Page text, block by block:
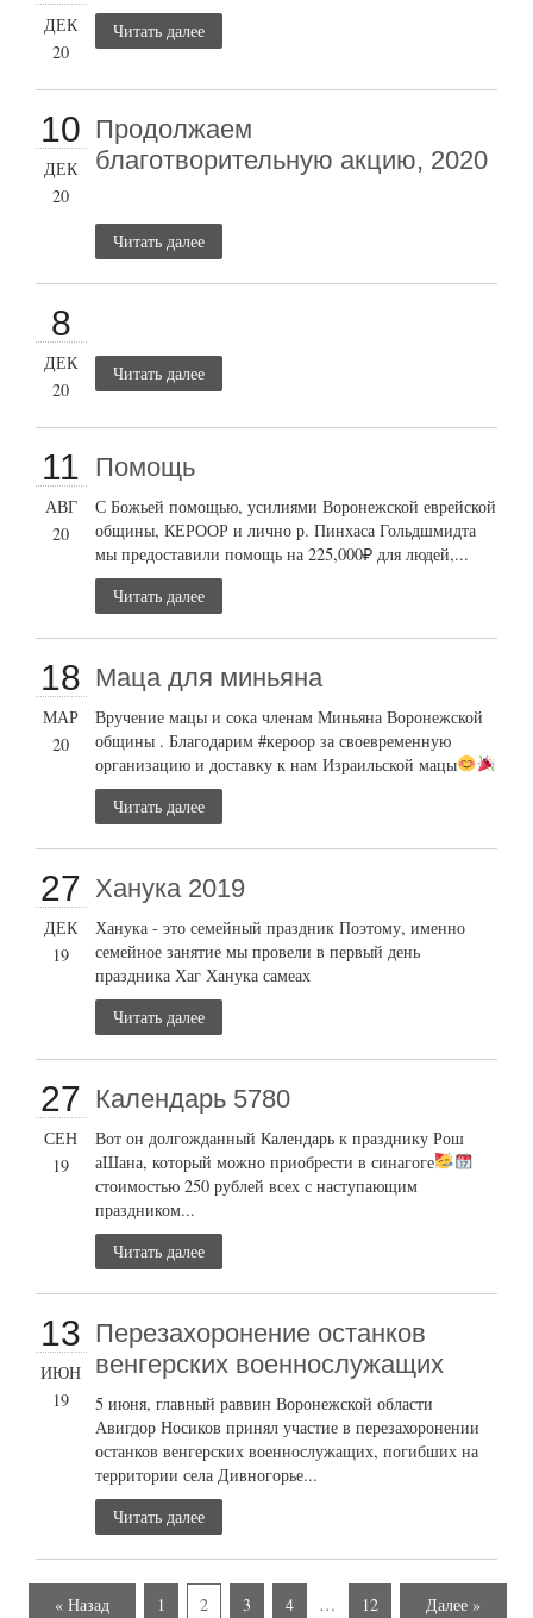
ДЕК
20
Читать далее
10
ДЕК
20
Продолжаем
благотворительную акцию, 2020
Читать далее
8
ДЕК
20
Читать далее
11
АВГ
20
Помощь
С Божьей помощью, усилиями Воронежской еврейской
общины, КЕРООР и лично р. Пинхаса Гольдшмидта
мы предоставили помощь на 225,000₽ для людей,...
Читать далее
18
МАР
20
Маца для миньяна
Вручение мацы и сока членам Миньяна Воронежской
общины . Благодарим #кероор за своевременную
организацию и доставку к нам Израильской мацы
Читать далее
27
ДЕК
19
Ханука 2019
Ханука - это семейный праздник Поэтому, именно
семейное занятие мы провели в первый день
праздника Хаг Ханука самеах
Читать далее
27
СЕН
19
Календарь 5780
Вот он долгожданный Календарь к празднику Рош
аШана, который можно приобрести в синагоге
стоимостью 250 рублей всех с наступающим
праздником...
Читать далее
13
ИЮН
19
Перезахоронение останков
венгерских военнослужащих
5 июня, главный раввин Воронежской области
Авигдор Носиков принял участие в перезахоронении
останков венгерских военнослужащих, погибших на
территории села Дивногорье...
Читать далее
« Назад 1 2 3 4 … 12 Далее »